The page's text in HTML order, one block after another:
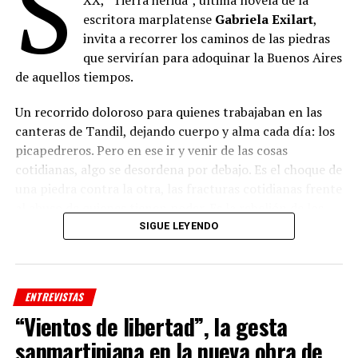
escritora marplatense Gabriela Exilart,
invita a recorrer los caminos de las piedras
que servirían para adoquinar la Buenos Aires
de aquellos tiempos.
Un recorrido doloroso para quienes trabajaban en las
canteras de Tandil, dejando cuerpo y alma cada día: los
picapedreros. Pero en ese ir y venir de las cosas
cotidianas, algo se desordena por debajo. Es el choque de
que tienen hambre y buscan justicia. A pesar de todo, en
las canteras nace una esperanza y entre el polvo y las
turbulencias también crece el amor.
SIGUE LEYENDO
ENTREVISTAS
“Vientos de libertad”, la gesta
sanmartiniana en la nueva obra de